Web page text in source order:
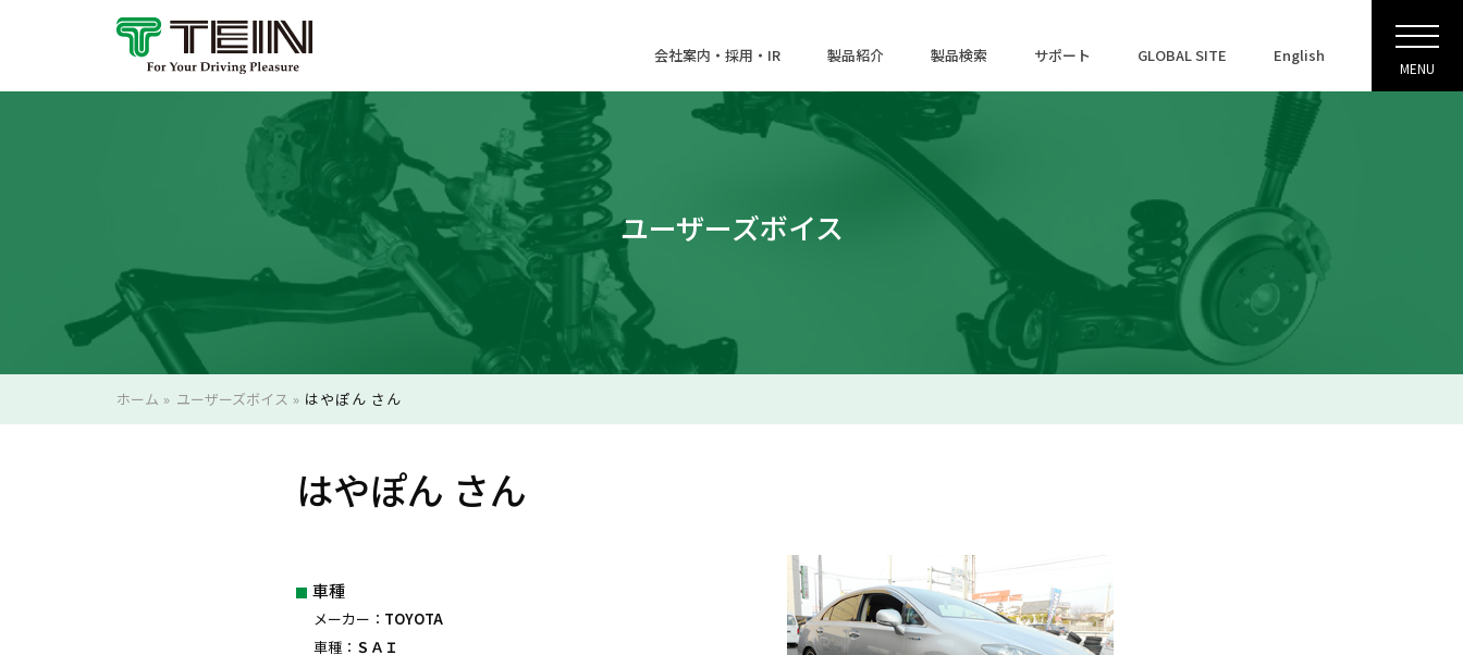
会社案内・採用・IR 製品紹介 製品検索 サポート GLOBAL SITE English
MENU
ユーザーズボイス
ホーム » ユーザーズボイス » はやぽん さん
はやぽん さん
車種
メーカー： TOYOTA
車種： ＳＡＩ